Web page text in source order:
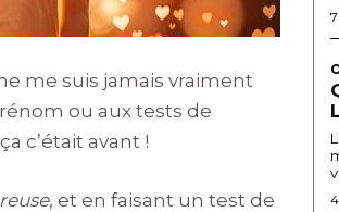
me suis jamais vraiment
ou aux tests de
c’était avant !
, et en faisant un test de